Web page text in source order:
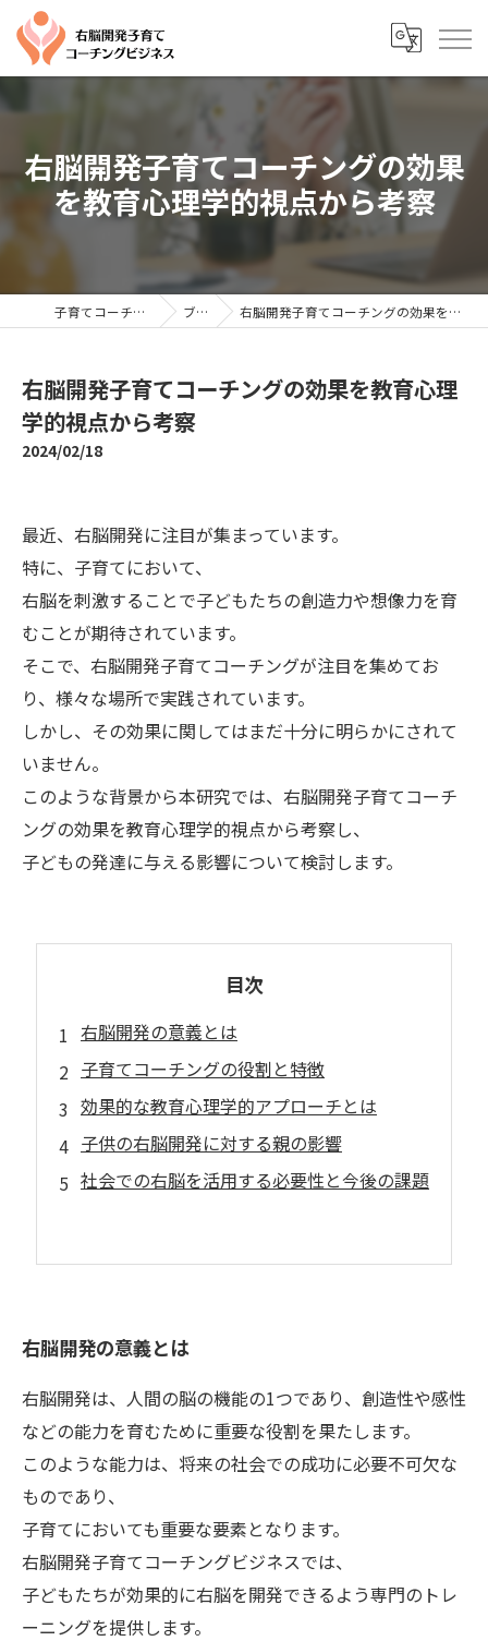
右脳開発子育てコーチングの効果
を教育心理学的視点から考察
子育てコーチングならYTC ブログ 右脳開発子育てコーチングの効果を教育心理学的視点から考察
右脳開発子育てコーチングの効果を教育心理
学的視点から考察
2024/02/18
最近、右脳開発に注目が集まっています。
特に、子育てにおいて、
右脳を刺激することで子どもたちの創造力や想像力を育
むことが期待されています。
そこで、右脳開発子育てコーチングが注目を集めてお
り、様々な場所で実践されています。
しかし、その効果に関してはまだ十分に明らかにされて
いません。
このような背景から本研究では、右脳開発子育てコーチ
ングの効果を教育心理学的視点から考察し、
子どもの発達に与える影響について検討します。
目次
右脳開発の意義とは
子育てコーチングの役割と特徴
効果的な教育心理学的アプローチとは
子供の右脳開発に対する親の影響
社会での右脳を活用する必要性と今後の課題
右脳開発の意義とは
右脳開発は、人間の脳の機能の1つであり、創造性や感性
などの能力を育むために重要な役割を果たします。
このような能力は、将来の社会での成功に必要不可欠な
ものであり、
子育てにおいても重要な要素となります。
右脳開発子育てコーチングビジネスでは、
子どもたちが効果的に右脳を開発できるよう専門のトレ
ーニングを提供します。